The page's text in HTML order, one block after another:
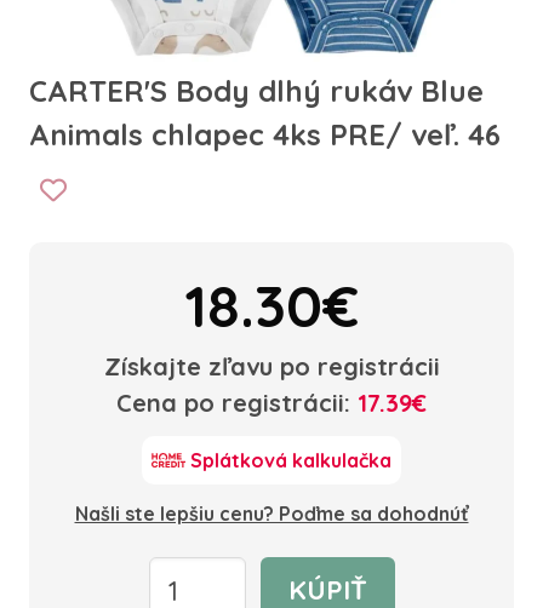
CARTER'S Body dlhý rukáv Blue
Animals chlapec 4ks PRE/ veľ. 46
18.30€
Získajte zľavu po registrácii
Cena po registrácii: 17.39€
Splátková kalkulačka
Našli ste lepšiu cenu? Poďme sa dohodnúť
KÚPIŤ